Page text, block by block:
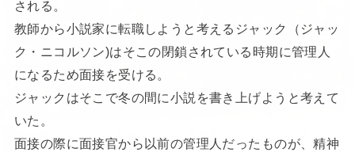
される。
教師から小説家に転職しようと考えるジャック（ジャッ
ク・ニコルソン)はそこの閉鎖されている時期に管理人
になるため面接を受ける。
ジャックはそこで冬の間に小説を書き上げようと考えて
いた。
面接の際に面接官から以前の管理人だったものが、精神